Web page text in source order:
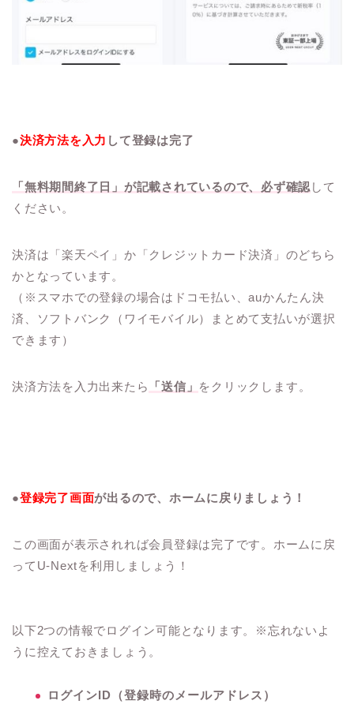
●決済方法を入力 して登録は完了
「無料期間終了日」が記載されているので、必ず確認 して
ください。
決済は「楽天ペイ」か「クレジットカード決済」のどちら
かとなっています。
（※スマホでの登録の場合はドコモ払い、auかんたん決
済、ソフトバンク（ワイモバイル）まとめて支払いが選択
できます）
決済方法を入力出来たら 「送信」 をクリックします。
●登録完了画面が出るので、ホームに戻りましょう！
この画面が表示されれば会員登録は完了です。ホームに戻
ってU-Nextを利用しましょう！
以下2つの情報でログイン可能となります。※忘れないよ
うに控えておきましょう。
ログインID（登録時のメールアドレス）